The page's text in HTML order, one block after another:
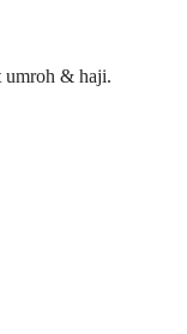
umroh & haji.